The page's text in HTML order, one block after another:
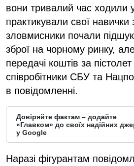
вони тривалий час ходили
практикували свої навички
зловмисники почали
зброї на чорному ринку,
передачі коштів за
співробітники СБУ та
в повідомленні.
Довіряйте фактам – додайте
«Главком» до своїх надійних
у Google
Наразі фігурантам